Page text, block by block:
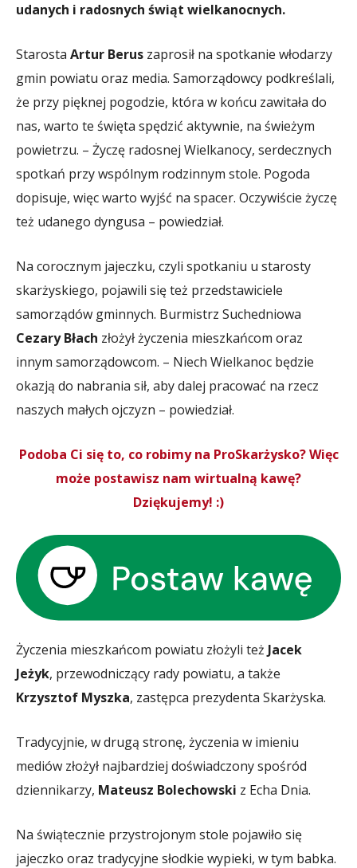
udanych i radosnych świąt wielkanocnych.
Starosta Artur Berus zaprosił na spotkanie włodarzy
gmin powiatu oraz media. Samorządowcy podkreślali,
że przy pięknej pogodzie, która w końcu zawitała do
nas, warto te święta spędzić aktywnie, na świeżym
powietrzu. – Życzę radosnej Wielkanocy, serdecznych
spotkań przy wspólnym rodzinnym stole. Pogoda
dopisuje, więc warto wyjść na spacer. Oczywiście życzę
też udanego dyngusa – powiedział.
Na corocznym jajeczku, czyli spotkaniu u starosty
skarżyskiego, pojawili się też przedstawiciele
samorządów gminnych. Burmistrz Suchedniowa
Cezary Błach złożył życzenia mieszkańcom oraz
innym samorządowcom. – Niech Wielkanoc będzie
okazją do nabrania sił, aby dalej pracować na rzecz
naszych małych ojczyzn – powiedział.
Podoba Ci się to, co robimy na ProSkarżysko? Więc
może postawisz nam wirtualną kawę?
Dziękujemy! :)
Życzenia mieszkańcom powiatu złożyli też Jacek
Jeżyk, przewodniczący rady powiatu, a także
Krzysztof Myszka, zastępca prezydenta Skarżyska.
Tradycyjnie, w drugą stronę, życzenia w imieniu
mediów złożył najbardziej doświadczony spośród
dziennikarzy, Mateusz Bolechowski z Echa Dnia.
Na świątecznie przystrojonym stole pojawiło się
jajeczko oraz tradycyjne słodkie wypieki, w tym babka.